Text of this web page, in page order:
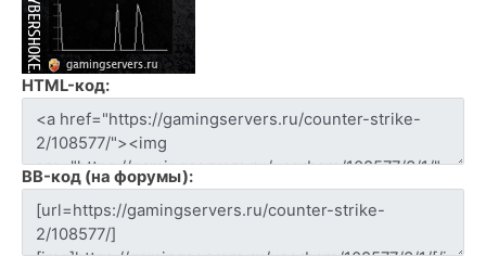
HTML-код:
BB-код (на форумы):